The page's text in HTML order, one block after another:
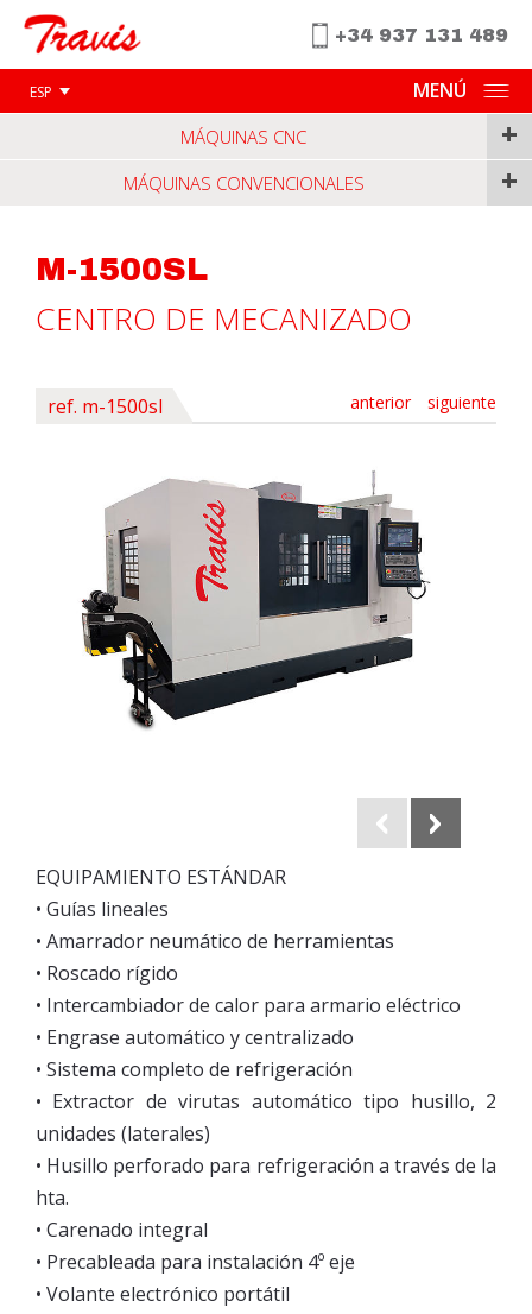
ESP
+34 937 131 489
MENÚ
MÁQUINAS CNC +
MÁQUINAS CONVENCIONALES +
M-1500SL
CENTRO DE MECANIZADO
anterior siguiente
ref. m-1500sl
EQUIPAMIENTO ESTÁNDAR
• Guías lineales
• Amarrador neumático de herramientas
• Roscado rígido
• Intercambiador de calor para armario eléctrico
• Engrase automático y centralizado
• Sistema completo de refrigeración
• Extractor de virutas automático tipo husillo, 2
unidades (laterales)
• Husillo perforado para refrigeración a través de la
hta.
• Carenado integral
• Precableada para instalación 4º eje
• Volante electrónico portátil